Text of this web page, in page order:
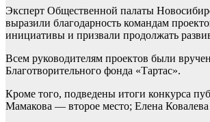
Эксперт Общественной палаты
выразили благодарность командам
инициативы и призвали продолжать
Всем руководителям проектов были
Благотворительного фонда «Тартас».
Кроме того, подведены итоги конкурса
Мамакова — второе место; Елена